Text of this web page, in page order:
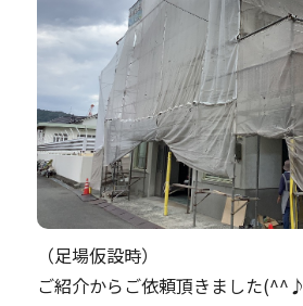
（足場仮設時）
ご紹介からご依頼頂きました(^^♪